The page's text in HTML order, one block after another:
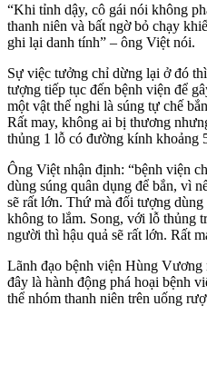
“Khi tỉnh dậy, cô gái nói không
thanh niên và bất ngờ bỏ chạy
ghi lại danh tính” – ông Việt nói.
Sự việc tưởng chỉ dừng lại ở đó
tượng tiếp tục đến bệnh viện để
một vật thể nghi là súng tự chế
Rất may, không ai bị thương
thủng 1 lỗ có đường kính khoảng
Ông Việt nhận định: “bệnh viện
dùng súng quân dụng để bắn, vì
sẽ rất lớn. Thứ mà đối tượng
không to lắm. Song, với lỗ thủng
người thì hậu quả sẽ rất lớn. Rất
Lãnh đạo bệnh viện Hùng
đây là hành động phá hoại bệnh
thể nhóm thanh niên trên uống